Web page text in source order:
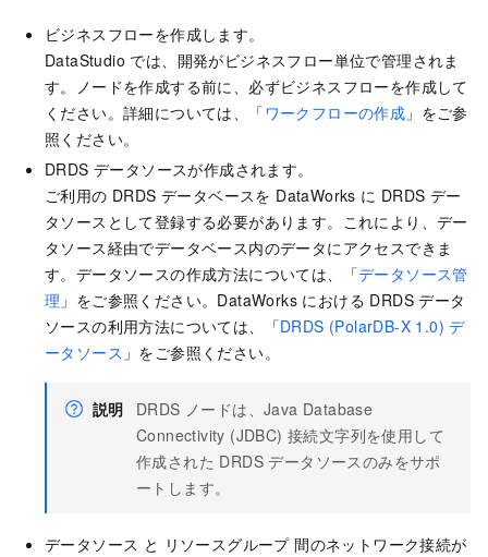
ビジネスフローを作成します。
DataStudio では、開発がビジネスフロー単位で管理されま
す。ノードを作成する前に、必ずビジネスフローを作成して
ください。詳細については、「ワークフローの作成 」をご参
照ください。
DRDS データソースが作成されます。
ご利用の DRDS データベースを DataWorks に DRDS デー
タソースとして登録する必要があります。これにより、デー
タソース経由でデータベース内のデータにアクセスできま
す。データソースの作成方法については、「データソース管
理 」をご参照ください。DataWorks における DRDS データ
ソースの利用方法については、「DRDS (PolarDB-X 1.0) デ
ータソース 」をご参照ください。
説明
DRDS ノードは、Java Database
Connectivity (JDBC) 接続文字列を使用して
作成された DRDS データソースのみをサポ
ートします。
データソース と リソースグループ 間のネットワーク接続が